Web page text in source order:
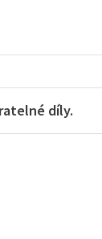
díly.